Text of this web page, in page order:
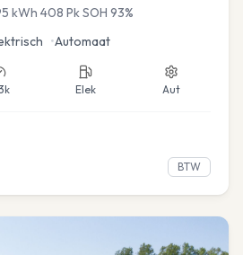
kWh 408 Pk SOH 93%
•Automaat
Elek Aut
BTW